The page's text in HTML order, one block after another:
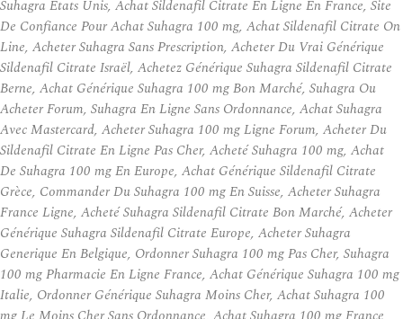
Suhagra États Unis, Achat Sildenafil Citrate En Ligne En France, Site
De Confiance Pour Achat Suhagra 100 mg, Achat Sildenafil Citrate On
Line, Acheter Suhagra Sans Prescription, Acheter Du Vrai Générique
Sildenafil Citrate Israël, Achetez Générique Suhagra Sildenafil Citrate
Berne, Achat Générique Suhagra 100 mg Bon Marché, Suhagra Ou
Acheter Forum, Suhagra En Ligne Sans Ordonnance, Achat Suhagra
Avec Mastercard, Acheter Suhagra 100 mg Ligne Forum, Acheter Du
Sildenafil Citrate En Ligne Pas Cher, Acheté Suhagra 100 mg, Achat
De Suhagra 100 mg En Europe, Achat Générique Sildenafil Citrate
Grèce, Commander Du Suhagra 100 mg En Suisse, Acheter Suhagra
France Ligne, Acheté Suhagra Sildenafil Citrate Bon Marché, Acheter
Générique Suhagra Sildenafil Citrate Europe, Acheter Suhagra
Generique En Belgique, Ordonner Suhagra 100 mg Pas Cher, Suhagra
100 mg Pharmacie En Ligne France, Achat Générique Suhagra 100 mg
Italie, Ordonner Générique Suhagra Moins Cher, Achat Suhagra 100